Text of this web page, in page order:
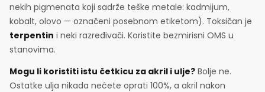
nekih pigmenata koji sadrže teške metale: kadmijum,
kobalt, olovo — označeni posebnom etiketom). Toksičan je
terpentin i neki razređivači. Koristite bezmirisni OMS u
stanovima.
Mogu li koristiti istu četkicu za akril i ulje? Bolje ne.
Ostatke ulja nikada nećete oprati 100%, a akril nakon